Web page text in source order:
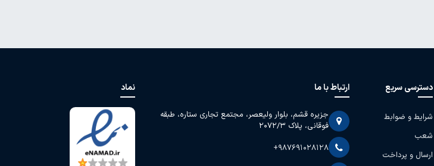
دسترسی سریع
شرایط و ضوابط
شعب
ارسال و پرداخت
ارتباط با ما
جزیره قشم، بلوار ولیعصر، مجتمع تجاری ستاره، طبقه
فوقانی، پلاک 2072/3
+987691028128
نماد